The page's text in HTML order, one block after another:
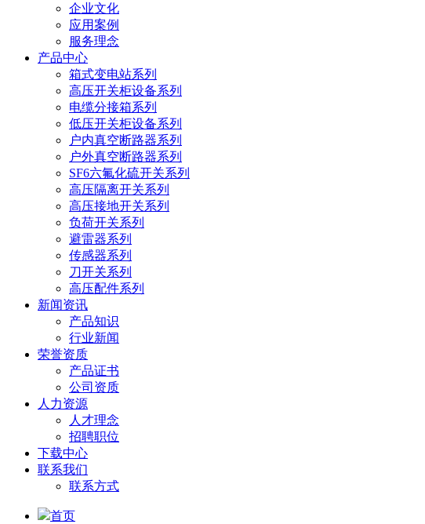
企业文化
应用案例
服务理念
产品中心
箱式变电站系列
高压开关柜设备系列
电缆分接箱系列
低压开关柜设备系列
户内真空断路器系列
户外真空断路器系列
SF6六氟化硫开关系列
高压隔离开关系列
高压接地开关系列
负荷开关系列
避雷器系列
传感器系列
刀开关系列
高压配件系列
新闻资讯
产品知识
行业新闻
荣誉资质
产品证书
公司资质
人力资源
人才理念
招聘职位
下载中心
联系我们
联系方式
首页